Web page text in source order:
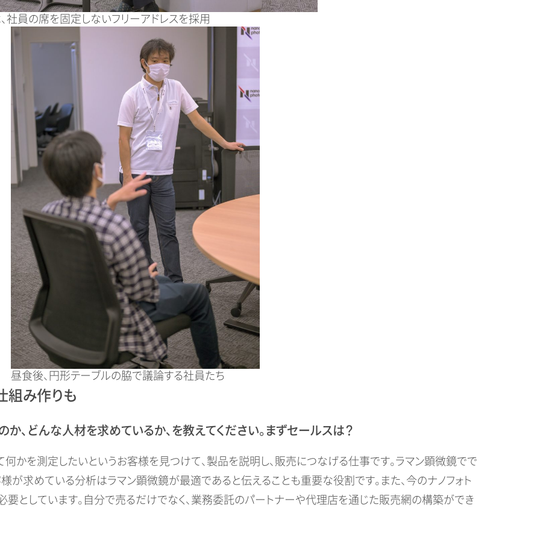
社員の席を固定しないフリーアドレスを採用
昼食後、円形テーブルの脇で議論する社員たち
組み作りも
どんな人材を求めているか、を教えてください。まずセールスは？
かを測定したいというお客様を見つけて、製品を説明し、販売につなげる仕事です。ラマン顕微鏡でで
が求めている分析はラマン顕微鏡が最適であると伝えることも重要な役割です。また、今のナノフォト
としています。自分で売るだけでなく、業務委託のパートナーや代理店を通じた販売網の構築ができ